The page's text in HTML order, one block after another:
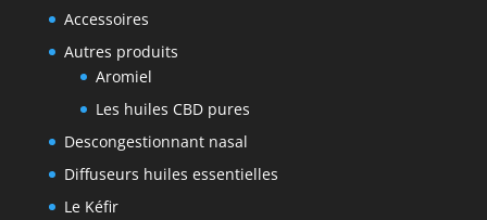
Accessoires
Autres produits
Aromiel
Les huiles CBD pures
Descongestionnant nasal
Diffuseurs huiles essentielles
Le Kéfir